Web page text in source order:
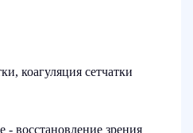
коагуляция сетчатки
- восстановление зрения